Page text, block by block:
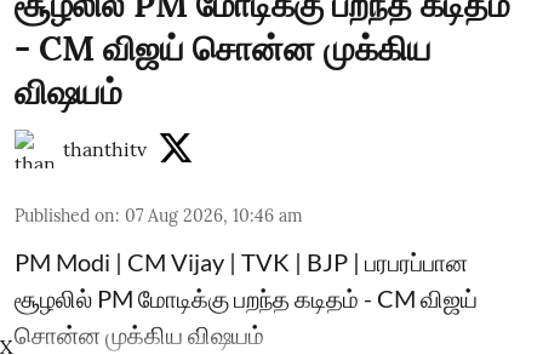
- CM விஜய் சொன்ன முக்கிய
விஷயம்
thanthitv
Published on: 07 Aug 2026, 10:46 am
PM Modi | CM Vijay | TVK | BJP | பரபரப்பான
சூழலில் PM மோடிக்கு பறந்த கடிதம் - CM விஜய்
சொன்ன முக்கிய விஷயம்
X